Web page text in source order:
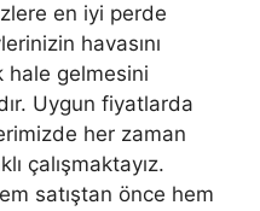
en iyi perde
havasını
hale gelmesini
Uygun fiyatlarda
her zaman
çalışmaktayız.
satıştan önce hem